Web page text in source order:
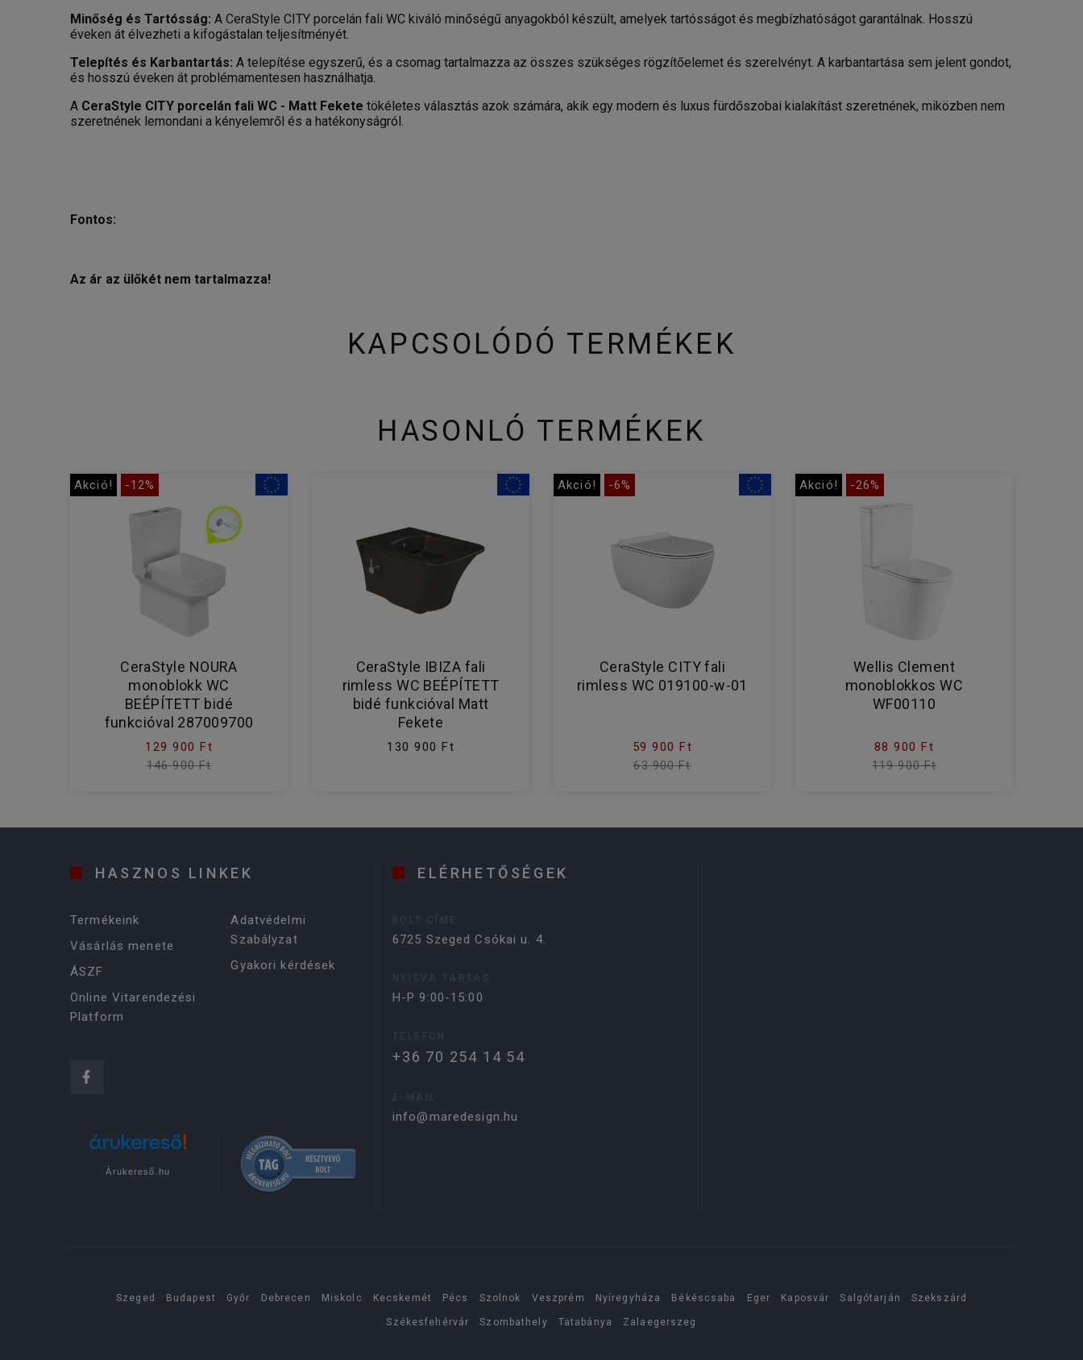
Minőség és Tartósság: A CeraStyle CITY porcelán fali WC kiváló minőségű anyagokból készült, amelyek tartósságot és megbízhatóságot garantálnak. Hosszú
éveken át élvezheti a kifogástalan teljesítményét.
Telepítés és Karbantartás: A telepítése egyszerű, és a csomag tartalmazza az összes szükséges rögzítőelemet és szerelvényt. A karbantartása sem jelent gondot,
és hosszú éveken át problémamentesen használhatja.
A CeraStyle CITY porcelán fali WC - Matt Fekete tökéletes választás azok számára, akik egy modern és luxus fürdőszobai kialakítást szeretnének, miközben nem
szeretnének lemondani a kényelemről és a hatékonyságról.
Fontos:
Az ár az ülőkét nem tartalmazza!
KAPCSOLÓDÓ TERMÉKEK
HASONLÓ TERMÉKEK
Akció! -12%
CeraStyle NOURA
monoblokk WC
BEÉPÍTETT bidé
funkcióval 287009700
129 900 Ft
146 900 Ft
CeraStyle IBIZA fali
rimless WC BEÉPÍTETT
bidé funkcióval Matt
Fekete
130 900 Ft
Akció! -6%
CeraStyle CITY fali
rimless WC 019100-w-01
59 900 Ft
63 900 Ft
Akció! -26%
Wellis Clement
monoblokkos WC
WF00110
88 900 Ft
119 900 Ft
HASZNOS LINKEK
Termékeink
Vásárlás menete
ÁSZF
Online Vitarendezési
Platform
Adatvédelmi
Szabályzat
Gyakori kérdések
Árukereső.hu
ELÉRHETŐSÉGEK
6725 Szeged Csókai u. 4.
H-P 9:00-15:00
+36 70 254 14 54
info@maredesign.hu
Szeged Budapest Győr Debrecen Miskolc Kecskemét Pécs Szolnok Veszprém Nyíregyháza Békéscsaba Eger Kaposvár Salgótarján Szekszárd
Székesfehérvár Szombathely Tatabánya Zalaegerszeg